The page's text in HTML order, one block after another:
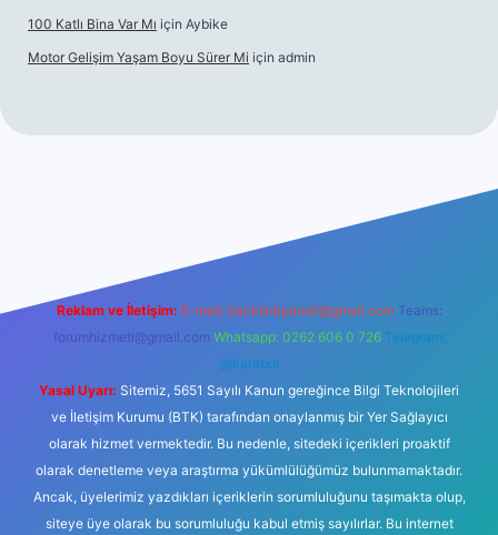
100 Katlı Bina Var Mı için Aybike
Motor Gelişim Yaşam Boyu Sürer Mi için admin
Reklam ve İletişim: E-mail: backlinkpaneli@gmail.com Teams:
forumhizmeti@gmail.com Whatsapp: 0262 606 0 726 Telegram:
@karabul
Yasal Uyarı: Sitemiz, 5651 Sayılı Kanun gereğince Bilgi Teknolojileri
ve İletişim Kurumu (BTK) tarafından onaylanmış bir Yer Sağlayıcı
olarak hizmet vermektedir. Bu nedenle, sitedeki içerikleri proaktif
olarak denetleme veya araştırma yükümlülüğümüz bulunmamaktadır.
Ancak, üyelerimiz yazdıkları içeriklerin sorumluluğunu taşımakta olup,
siteye üye olarak bu sorumluluğu kabul etmiş sayılırlar. Bu internet